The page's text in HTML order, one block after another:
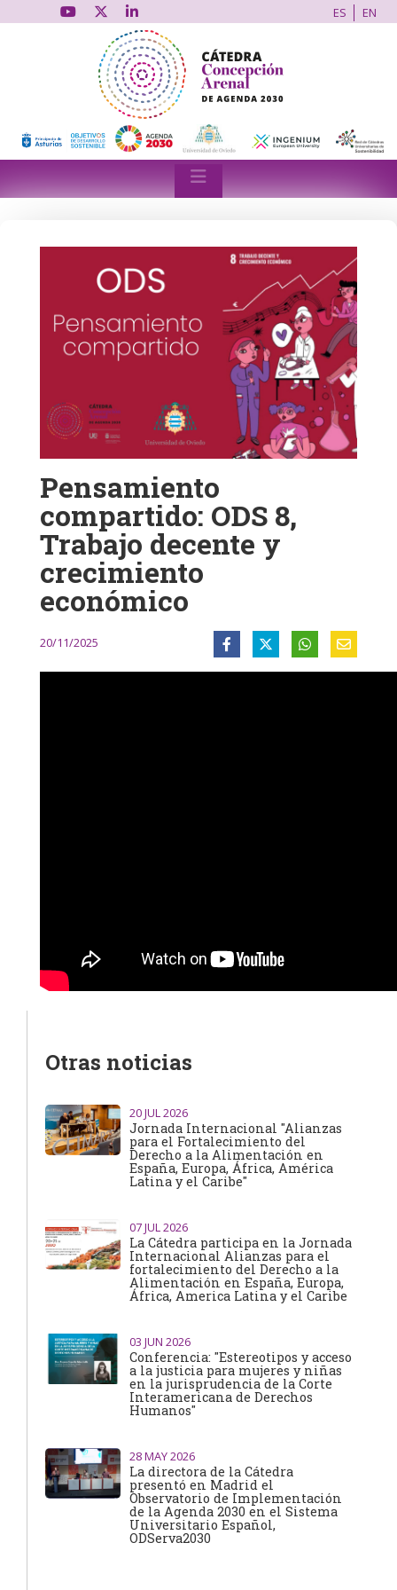
ES EN
Pensamiento
compartido: ODS 8,
Trabajo decente y
crecimiento
económico
20/11/2025
Otras noticias
20JUL 2026
Jornada Internacional "Alianzas
para el Fortalecimiento del
Derecho a la Alimentación en
España, Europa, África, América
Latina y el Caribe"
07JUL 2026
La Cátedra participa en la Jornada
Internacional Alianzas para el
fortalecimiento del Derecho a la
Alimentación en España, Europa,
África, America Latina y el Caribe
03 JUN 2026
Conferencia: "Estereotipos y acceso
a la justicia para mujeres y niñas
en la jurisprudencia de la Corte
Interamericana de Derechos
Humanos"
28MAY 2026
La directora de la Cátedra
presentó en Madrid el
Observatorio de Implementación
de la Agenda 2030 en el Sistema
Universitario Español,
ODServa2030